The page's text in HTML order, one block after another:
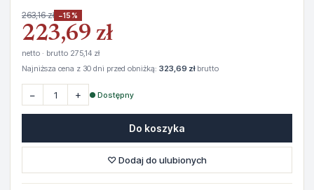
263,16 zł −15%
223,69 zł
netto · brutto 275,14 zł
Najniższa cena z 30 dni przed obniżką: 323,69 złbrutto
− + ● Dostępny
Do koszyka
♡ Dodaj do ulubionych